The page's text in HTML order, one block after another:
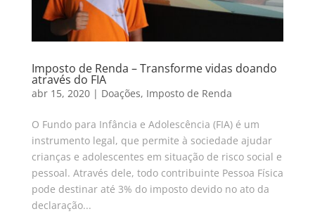
Imposto de Renda – Transforme vidas doando
através do FIA
abr 15, 2020| Doações, Imposto de Renda
O Fundo para Infância e Adolescência (FIA) é um
instrumento legal, que permite à sociedade ajudar
crianças e adolescentes em situação de risco social e
pessoal. Através dele, todo contribuinte Pessoa Física
pode destinar até 3% do imposto devido no ato da
declaração...